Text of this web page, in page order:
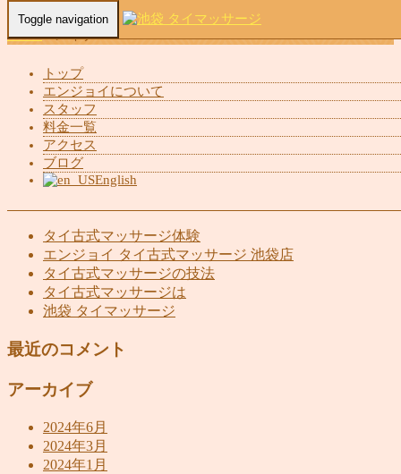
Toggle navigation
トップ
エンジョイについて
スタッフ
料金一覧
アクセス
ブログ
English
Home-レイナ…
レイナ(Reina)池袋 タイマッサージ エンジョイ
タイ古式マッサージ体験
エンジョイ タイ古式マッサージ 池袋店
タイ古式マッサージの技法
タイ古式マッサージは
池袋 タイマッサージ
最近のコメント
アーカイブ
2024年6月
2024年3月
2024年1月